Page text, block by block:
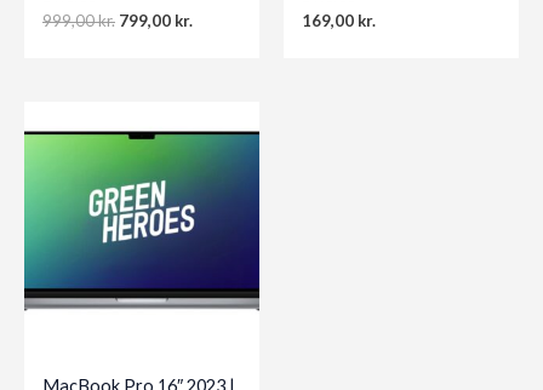
999,00kr. Original
799,00 kr. 169,00 kr.
MacBook Pro 16″ 2023 |